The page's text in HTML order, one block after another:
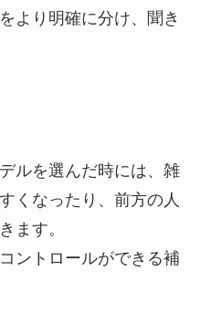
より明確に分け、聞き
ルを選んだ時には、雑
くなったり、前方の人
ます。
ントロールができる補